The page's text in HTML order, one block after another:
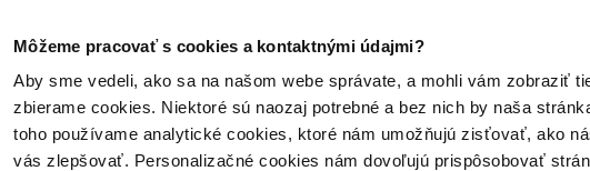
Môžeme pracovať s cookies a kontaktnými údajmi?
Aby sme vedeli, ako sa na našom webe správate, a mohli vám zobraziť
zbierame cookies. Niektoré sú naozaj potrebné a bez nich by naša
toho používame analytické cookies, ktoré nám umožňujú zisťovať, ako
vás zlepšovať. Personalizačné cookies nám dovoľujú prispôsobovať
Poukážky Kontakt